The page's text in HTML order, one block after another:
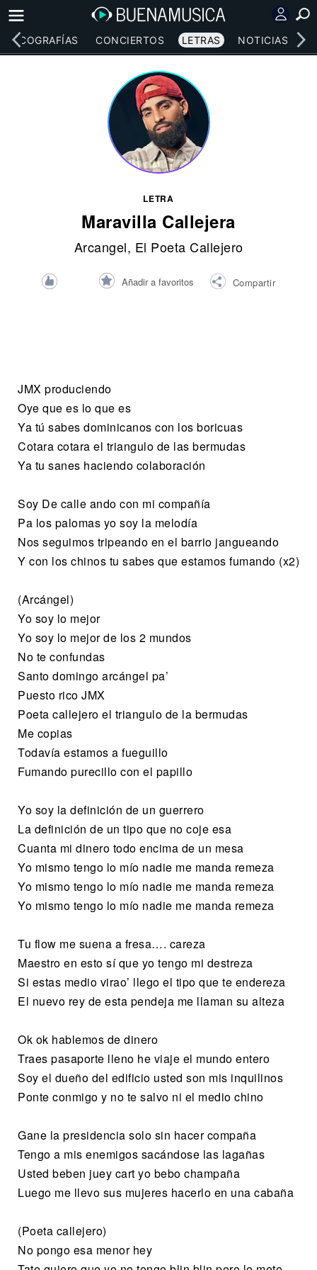
DISCOGRAFÍAS CONCIERTOS LETRAS NOTICIAS
LETRA
Maravilla Callejera
Arcangel, El Poeta Callejero
Añadir a favoritos Compartir
JMX produciendo
Oye que es lo que es
Ya tú sabes dominicanos con los boricuas
Cotara cotara el triangulo de las bermudas
Ya tu sanes haciendo colaboración
Soy De calle ando con mi compañía
Pa los palomas yo soy la melodía
Nos seguimos tripeando en el barrio jangueando
Y con los chinos tu sabes que estamos fumando (x2)
(Arcángel)
Yo soy lo mejor
Yo soy lo mejor de los 2 mundos
No te confundas
Santo domingo arcángel pa’
Puesto rico JMX
Poeta callejero el triangulo de la bermudas
Me copias
Todavía estamos a fueguillo
Fumando purecillo con el papillo
Yo soy la definición de un guerrero
La definición de un tipo que no coje esa
Cuanta mi dinero todo encima de un mesa
Yo mismo tengo lo mío nadie me manda remeza
Yo mismo tengo lo mío nadie me manda remeza
Yo mismo tengo lo mío nadie me manda remeza
Tu flow me suena a fresa…. careza
Maestro en esto sí que yo tengo mi destreza
Si estas medio virao’ llego el tipo que te endereza
El nuevo rey de esta pendeja me llaman su alteza
Ok ok hablemos de dinero
Traes pasaporte lleno he viaje el mundo entero
Soy el dueño del edificio usted son mis inquilinos
Ponte conmigo y no te salvo ni el medio chino
Gane la presidencia solo sin hacer compaña
Tengo a mis enemigos sacándose las lagañas
Usted beben juey cart yo bebo champaña
Luego me llevo sus mujeres hacerlo en una cabaña
(Poeta callejero)
No pongo esa menor hey